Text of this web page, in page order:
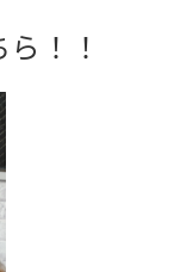
！！